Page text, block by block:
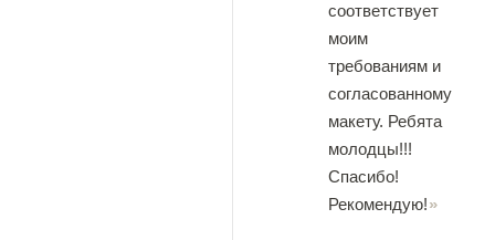
соответствует
моим
требованиям и
согласованному
макету. Ребята
молодцы!!!
Спасибо!
Рекомендую!